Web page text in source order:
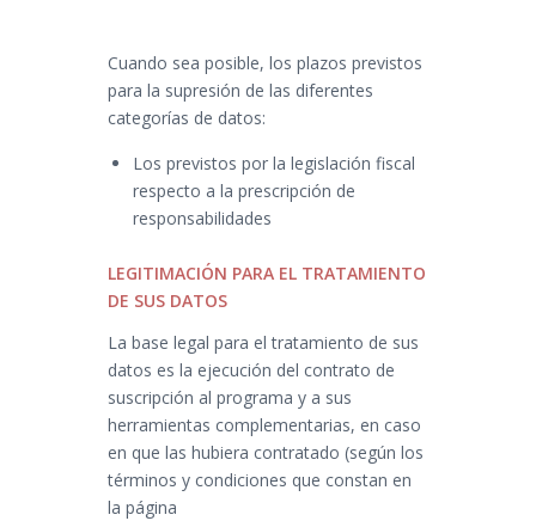
Cuando sea posible, los plazos previstos
para la supresión de las diferentes
categorías de datos:
Los previstos por la legislación fiscal
respecto a la prescripción de
responsabilidades
LEGITIMACIÓN PARA EL TRATAMIENTO
DE SUS DATOS
La base legal para el tratamiento de sus
datos es la ejecución del contrato de
suscripción al programa y a sus
herramientas complementarias, en caso
en que las hubiera contratado (según los
términos y condiciones que constan en
la página